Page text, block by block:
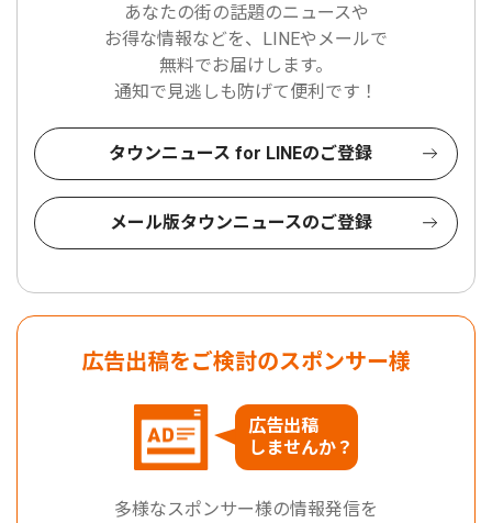
あなたの街の話題のニュースや
お得な情報などを、LINEやメールで
無料でお届けします。
通知で見逃しも防げて便利です！
タウンニュース for LINEのご登録
メール版タウンニュースのご登録
広告出稿をご検討のスポンサー様
広告出稿
しませんか？
多様なスポンサー様の情報発信を